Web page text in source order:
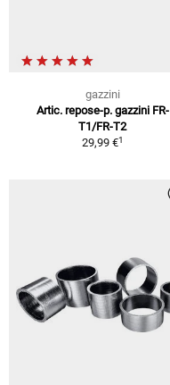
gazzini
Artic. repose-p. gazzini FR-
T1/FR-T2
29,99 €1